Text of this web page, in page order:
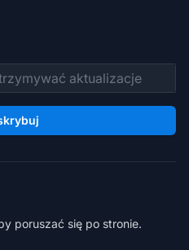
poruszać się po stronie.